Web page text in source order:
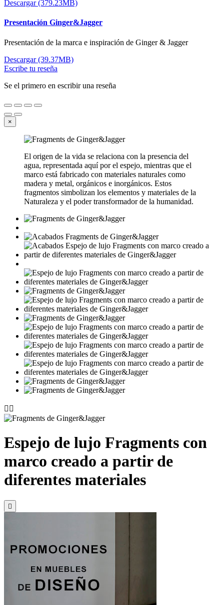
Descargar (379.23MB)
Presentación Ginger&Jagger
Presentación de la marca e inspiración de Ginger & Jagger
Descargar (39.37MB)
Escribe tu reseña
Se el primero en escribir una reseña
×
El origen de la vida se relaciona con la presencia del
agua, representada aquí por el espejo, mientras que el
marco está fabricado con materiales naturales como
madera y metal, orgánicos e inorgánicos. Estos
fragmentos simbolizan los elementos y materiales de la
Naturaleza y el poder transformador de la humanidad.
 
Espejo de lujo Fragments con
marco creado a partir de
diferentes materiales
